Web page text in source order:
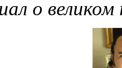
о великом